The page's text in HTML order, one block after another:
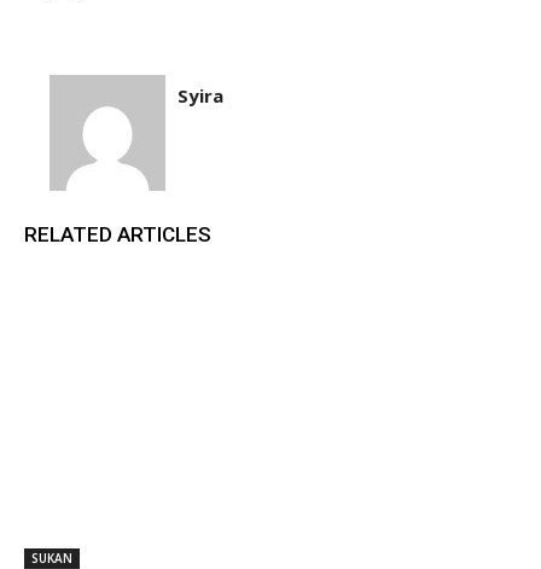
Syira
RELATED ARTICLES
SUKAN